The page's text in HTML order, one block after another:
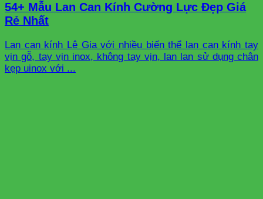
54+ Mẫu Lan Can Kính Cường Lực Đẹp Giá
Rẻ Nhất
Lan can kính Lê Gia với nhiều biến thể lan can kính tay
vịn gỗ, tay vịn inox, không tay vịn, lan lan sử dụng chân
kẹp uinox với ...